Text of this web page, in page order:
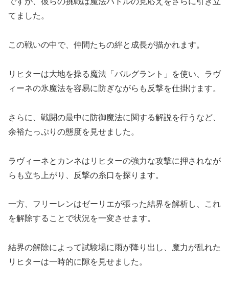
てました。
この戦いの中で、仲間たちの絆と成長が描かれます。
リヒターは大地を操る魔法「バルグラント」を使い、ラヴ
ィーネの氷魔法を容易に防ぎながらも反撃を仕掛けます。
さらに、戦闘の最中に防御魔法に関する解説を行うなど、
余裕たっぷりの態度を見せました。
ラヴィーネとカンネはリヒターの強力な攻撃に押されなが
らも立ち上がり、反撃の糸口を探ります。
一方、フリーレンはゼーリエが張った結界を解析し、これ
を解除することで状況を一変させます。
結界の解除によって試験場に雨が降り出し、魔力が乱れた
リヒターは一時的に隙を見せました。